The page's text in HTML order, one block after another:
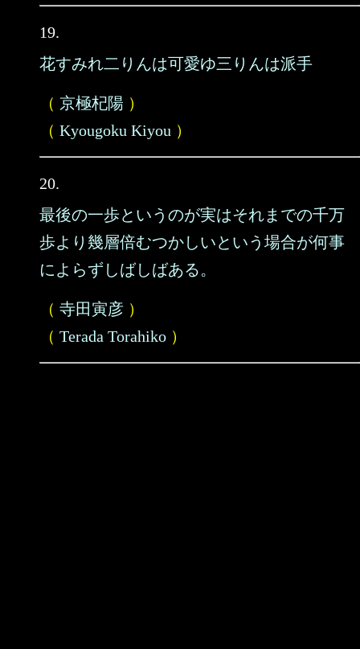
19.
花すみれ二りんは可愛ゆ三りんは派手
（ 京極杞陽 ）
（ Kyougoku Kiyou ）
20.
最後の一歩というのが実はそれまでの千万
歩より幾層倍むつかしいという場合が何事
によらずしばしばある。
（ 寺田寅彦 ）
（ Terada Torahiko ）